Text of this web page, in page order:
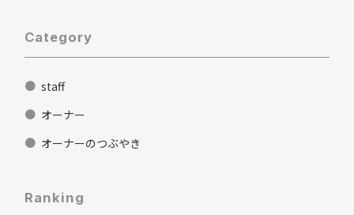
Category
staff
オーナー
オーナーのつぶやき
Ranking